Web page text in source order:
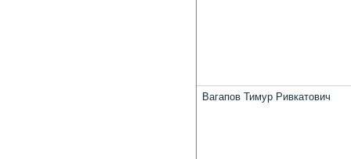
Вагапов Тимур Ривкатович